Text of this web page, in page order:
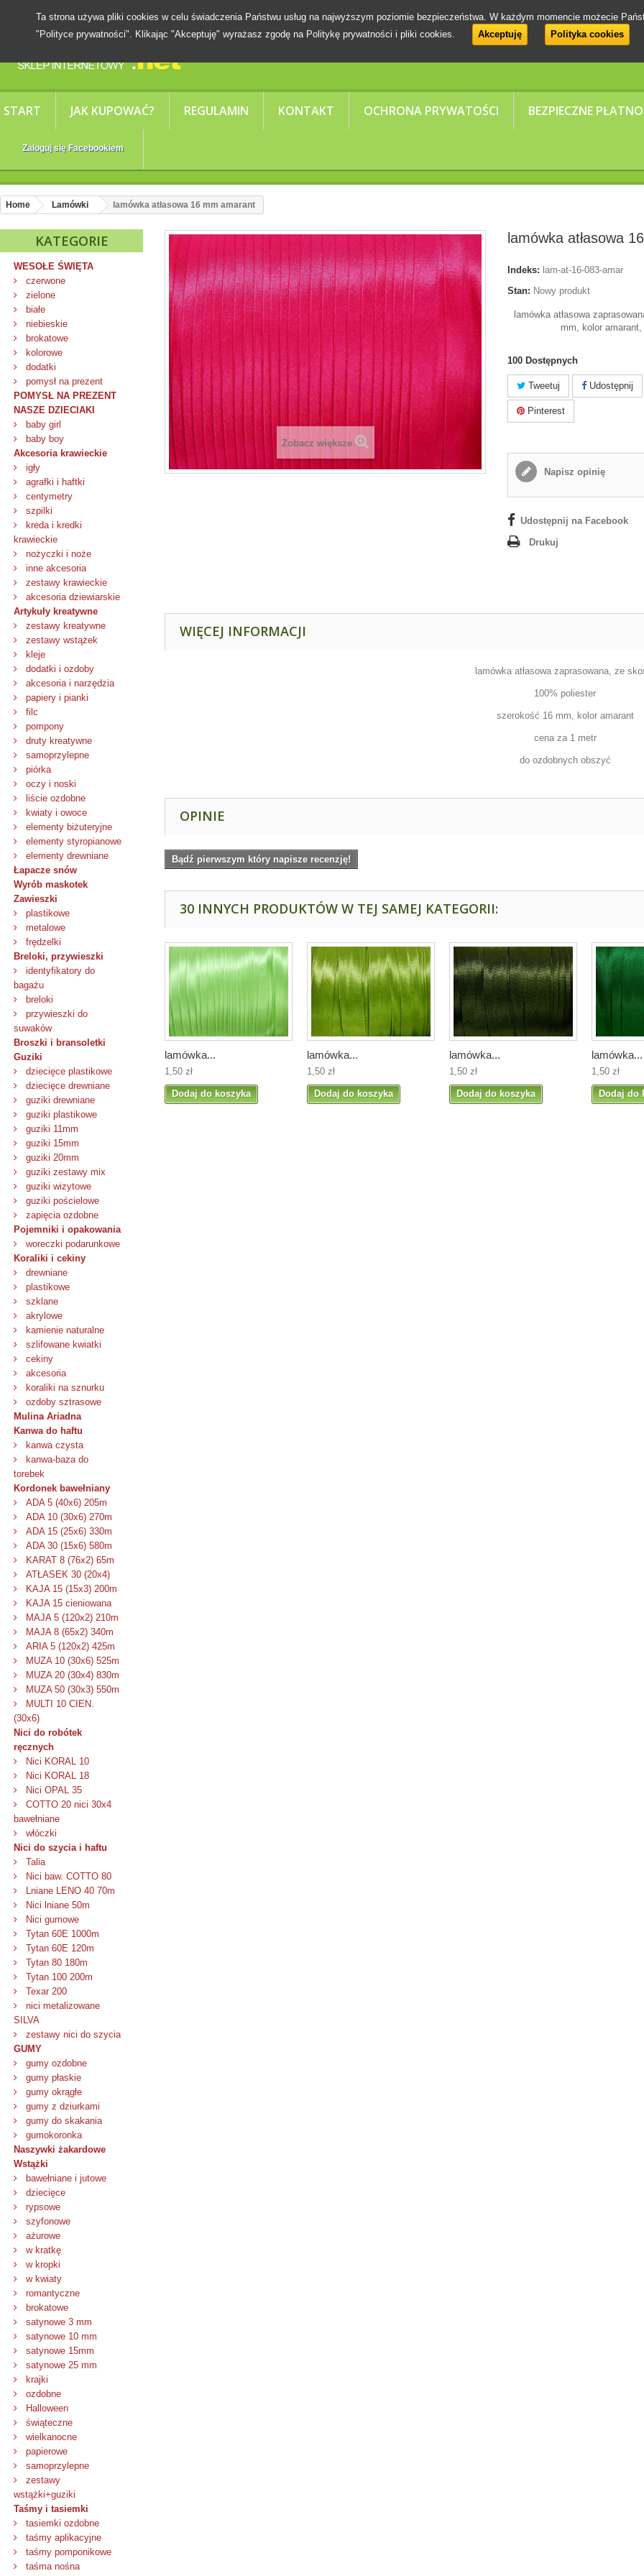
START JAK KUPOWAĆ? REGULAMIN KONTAKT OCHRONA PRYWATOŚCI BEZPIECZNE
Zaloguj się Facebookiem
Ta strona używa pliki cookies w celu świadczenia Państwu usług na najwyższym poziomie bezpieczeństwa. W każdym momencie możecie
"Polityce prywatności". Klikając "Akceptuję" wyrażasz zgodę na Politykę prywatności i pliki cookies.
Akceptuję Polityka cookies
Home Lamówki lamówka atłasowa 16 mm amarant
KATEGORIE
WESOŁE ŚWIĘTA
czerwone
zielone
białe
niebieskie
brokatowe
kolorowe
dodatki
pomysł na prezent
POMYSŁ NA PREZENT
NASZE DZIECIAKI
baby girl
baby boy
Akcesoria krawieckie
igły
agrafki i haftki
centymetry
szpilki
kreda i kredki
krawieckie
nożyczki i noże
inne akcesoria
zestawy krawieckie
akcesoria dziewiarskie
Artykuły kreatywne
zestawy kreatywne
zestawy wstążek
kleje
dodatki i ozdoby
akcesoria i narzędzia
papiery i pianki
filc
pompony
druty kreatywne
samoprzylepne
piórka
oczy i noski
liście ozdobne
kwiaty i owoce
elementy biżuteryjne
elementy styropianowe
elementy drewniane
Łapacze snów
Wyrób maskotek
Zawieszki
plastikowe
metalowe
frędzelki
Breloki, przywieszki
identyfikatory do
bagażu
breloki
przywieszki do
suwaków
Broszki i bransoletki
Guziki
dziecięce plastikowe
dziecięce drewniane
guziki drewniane
guziki plastikowe
guziki 11mm
guziki 15mm
guziki 20mm
guziki zestawy mix
guziki wizytowe
guziki pościelowe
zapięcia ozdobne
Pojemniki i opakowania
woreczki podarunkowe
Koraliki i cekiny
drewniane
plastikowe
szklane
akrylowe
kamienie naturalne
szlifowane kwiatki
cekiny
akcesoria
koraliki na sznurku
ozdoby sztrasowe
Mulina Ariadna
Kanwa do haftu
kanwa czysta
kanwa-baza do
torebek
Kordonek bawełniany
ADA 5 (40x6) 205m
ADA 10 (30x6) 270m
ADA 15 (25x6) 330m
ADA 30 (15x6) 580m
KARAT 8 (76x2) 65m
ATŁASEK 30 (20x4)
KAJA 15 (15x3) 200m
KAJA 15 cieniowana
MAJA 5 (120x2) 210m
MAJA 8 (65x2) 340m
ARIA 5 (120x2) 425m
MUZA 10 (30x6) 525m
MUZA 20 (30x4) 830m
MUZA 50 (30x3) 550m
MULTI 10 CIEN.
(30x6)
Nici do robótek
ręcznych
Nici KORAL 10
Nici KORAL 18
Nici OPAL 35
COTTO 20 nici 30x4
bawełniane
włóczki
Nici do szycia i haftu
Talia
Nici baw. COTTO 80
Lniane LENO 40 70m
Nici lniane 50m
Nici gumowe
Tytan 60E 1000m
Tytan 60E 120m
Tytan 80 180m
Tytan 100 200m
Texar 200
nici metalizowane
SILVA
zestawy nici do szycia
GUMY
gumy ozdobne
gumy płaskie
gumy okrągłe
gumy z dziurkami
gumy do skakania
gumokoronka
Naszywki żakardowe
Wstążki
bawełniane i jutowe
dziecięce
rypsowe
szyfonowe
ażurowe
w kratkę
w kropki
w kwiaty
romantyczne
brokatowe
satynowe 3 mm
satynowe 10 mm
satynowe 15mm
satynowe 25 mm
krajki
ozdobne
Halloween
świąteczne
wielkanocne
papierowe
samoprzylepne
zestawy
wstążki+guziki
Taśmy i tasiemki
tasiemki ozdobne
taśmy aplikacyjne
taśmy pomponikowe
taśma nośna
Zobacz większe
lamówka atłasowa
Indeks: lam-at-16-083-amar
Stan: Nowy produkt
lamówka atłasowa
mm, kolor
100 Dostępnych
Tweetuj Udostępnij
Pinterest
Napisz opinię
Udostępnij na Facebook
Drukuj
WIĘCEJ INFORMACJI
lamówka atłasowa zaprasowana, ze
100% poliester
szerokość 16 mm, kolor amarant
cena za 1 metr
do ozdobnych obszyć
OPINIE
Bądź pierwszym który napisze recenzję!
30 INNYCH PRODUKTÓW W TEJ SAMEJ KATEGORII:
lamówka...
1,50 zł
Dodaj do koszyka
lamówka...
1,50 zł
Dodaj do koszyka
lamówka...
1,50 zł
Dodaj do koszyka
lamówka...
1,50 zł
Dodaj do